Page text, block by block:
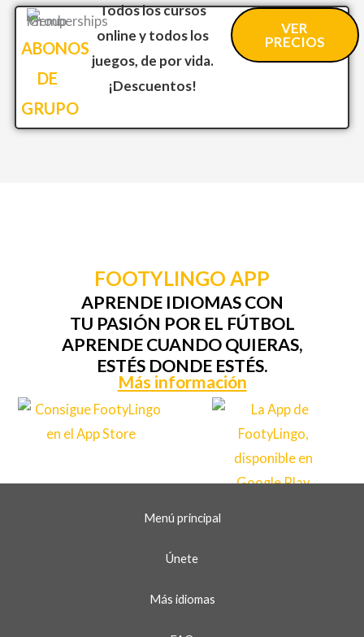
ABONOS
DE
GRUPO
Todos los cursos
online y todos los
juegos, de por vida.
¡Descuentos!
VER
PRECIOS
FOOTYLINGO APP
APRENDE IDIOMAS CON
TU PASIÓN POR EL FÚTBOL
APRENDE CUANDO QUIERAS,
ESTÉS DONDE ESTÉS.
Más información
Menú principal
Únete
Más idiomas